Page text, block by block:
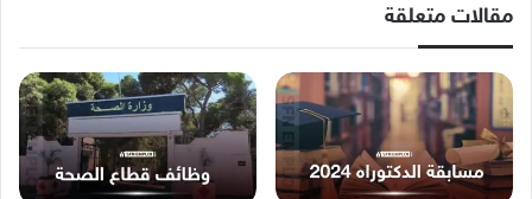
إ
ت
ر
و
ن
ي
مقالات متعلقة